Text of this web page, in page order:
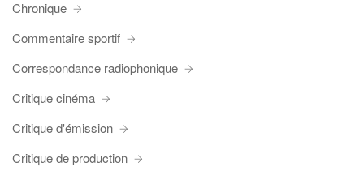
Chronique
Commentaire sportif
Correspondance radiophonique
Critique cinéma
Critique d'émission
Critique de production